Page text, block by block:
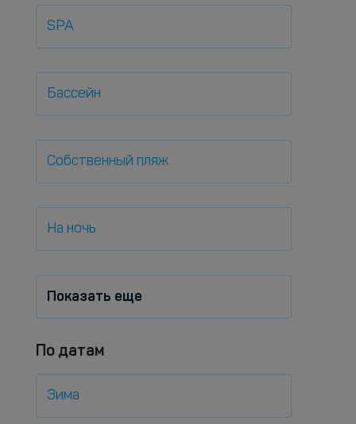
SPA
Бассейн
Собственный пляж
На ночь
Показать еще
По датам
Зима